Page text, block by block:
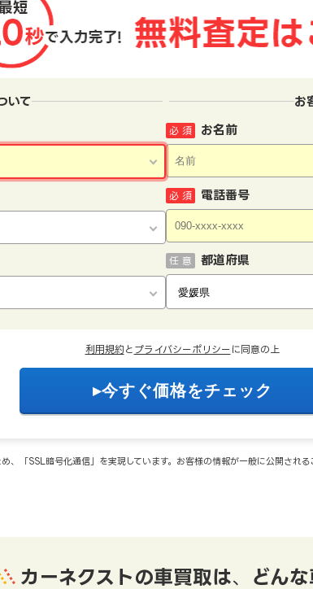
いて お
お名前
必 須
電話番号
必 須
都道府県
任 意
利用規約 と プライバシーポリシー に同意の上
、「SSL暗号化通信」を実現しています。お客様の情報が一般に公開される
カーネクストの車買取は、 どん